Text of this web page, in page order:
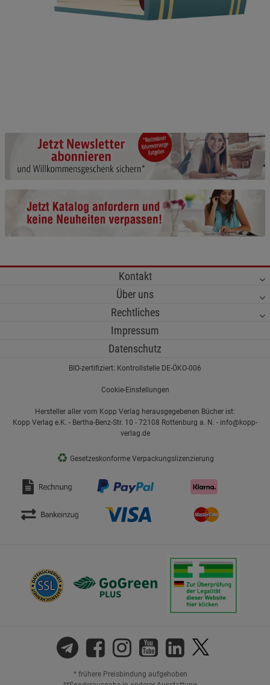
Kontakt
Über uns
Rechtliches
Impressum
Datenschutz
BIO-zertifiziert: Kontrollstelle DE-ÖKO-006
Cookie-Einstellungen
Hersteller aller vom Kopp Verlag herausgegebenen Bücher ist:
Kopp Verlag e.K. - Bertha-Benz-Str. 10 - 72108 Rottenburg a. N. - info@kopp-
verlag.de
♻ Gesetzeskonforme Verpackungslizenzierung
* frühere Preisbindung aufgehoben
Beschreibung Notwendige Cookies
Cookie-Informationenanzeigen
Funktionale Cookies (1) Funktionale
Beschreibung Funktionale Cookies
anzeigen
Statistik Cookies (2) Statistik Cookies
Beschreibung Statistik Cookies
Cookie-Informationen
Marketing Cookies (3)
Datenschutzerklärung Impressum